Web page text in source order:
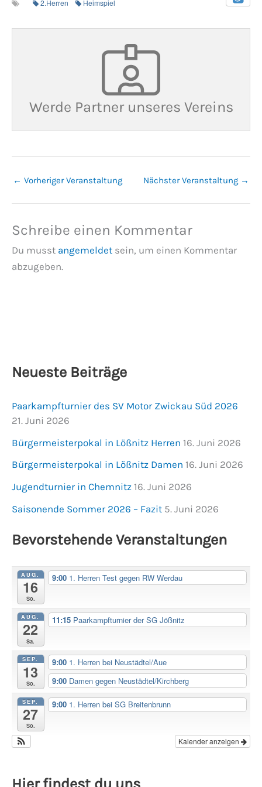
2.Herren Heimspiel
Werde Partner unseres Vereins
← Vorheriger Veranstaltung Nächster Veranstaltung →
Schreibe einen Kommentar
Du musst angemeldet sein, um einen Kommentar
abzugeben.
Neueste Beiträge
Paarkampfturnier des SV Motor Zwickau Süd 2026
21. Juni 2026
Bürgermeisterpokal in Lößnitz Herren 16. Juni 2026
Bürgermeisterpokal in Lößnitz Damen 16. Juni 2026
Jugendturnier in Chemnitz 16. Juni 2026
Saisonende Sommer 2026 – Fazit 5. Juni 2026
Bevorstehende Veranstaltungen
AUG.
16
So.
9:00 1. Herren Test gegen RW Werdau
AUG.
22
Sa.
11:15 Paarkampfturnier der SG Jößnitz
SEP.
13
So.
9:00 1. Herren bei Neustädtel/Aue
9:00 Damen gegen Neustädtel/Kirchberg
SEP.
27
So.
9:00 1. Herren bei SG Breitenbrunn
Kalender anzeigen